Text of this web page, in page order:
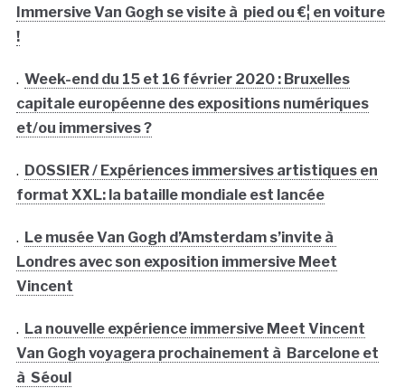
Immersive Van Gogh se visite à pied ou €¦ en voiture
!
. Week-end du 15 et 16 février 2020 : Bruxelles
capitale européenne des expositions numériques
et/ou immersives ?
. DOSSIER / Expériences immersives artistiques en
format XXL: la bataille mondiale est lancée
. Le musée Van Gogh d’Amsterdam s’invite à
Londres avec son exposition immersive Meet
Vincent
. La nouvelle expérience immersive Meet Vincent
Van Gogh voyagera prochainement à Barcelone et
à Séoul